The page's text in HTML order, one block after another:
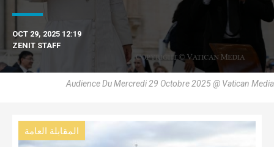
OCT 29, 2025 12:19
ZENIT STAFF
Audience Du Mercredi 29 Octobre 2025 @ Vatican Media
المقابلة العامة